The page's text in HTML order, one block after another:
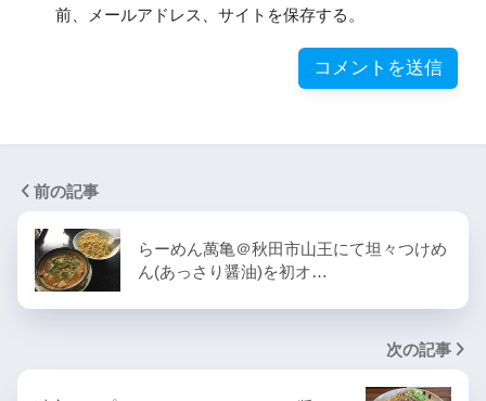
前、メールアドレス、サイトを保存する。
前の記事
らーめん萬亀＠秋田市山王にて坦々つけめ
ん(あっさり醤油)を初オ…
次の記事